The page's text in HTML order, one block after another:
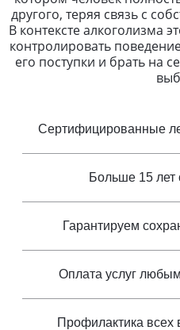
другого, теряя связь с
В контексте алкоголизма
контролировать
его поступки и брать на
Сертифицированные
Больше 15 лет
Гарантируем
Оплата услуг
Профилактика всех